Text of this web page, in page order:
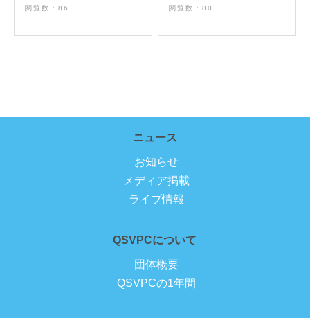
閲覧数：86 閲覧数：80
ニュース
お知らせ
メディア掲載
ライブ情報
QSVPCについて
団体概要
QSVPCの1年間